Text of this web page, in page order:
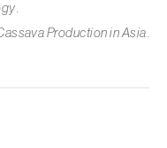
spp.Production in Asia